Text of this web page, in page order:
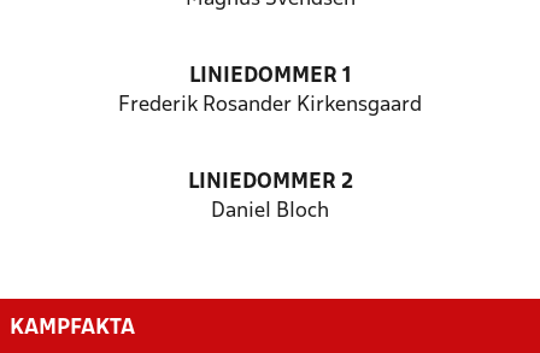
LINIEDOMMER 1
Frederik Rosander Kirkensgaard
LINIEDOMMER 2
Daniel Bloch
KAMPFAKTA